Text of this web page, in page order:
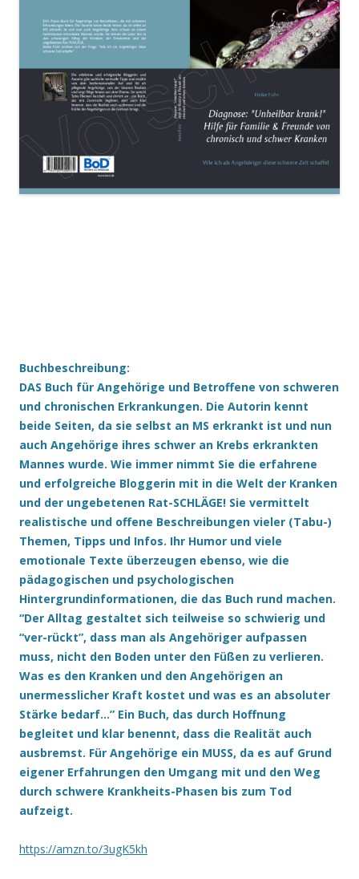
Buchbeschreibung:
DAS Buch für Angehörige und Betroffene von schweren
und chronischen Erkrankungen. Die Autorin kennt
beide Seiten, da sie selbst an MS erkrankt ist und nun
auch Angehörige ihres schwer an Krebs erkrankten
Mannes wurde. Wie immer nimmt Sie die erfahrene
und erfolgreiche Bloggerin mit in die Welt der Kranken
und der ungebetenen Rat-SCHLÄGE! Sie vermittelt
realistische und offene Beschreibungen vieler (Tabu-)
Themen, Tipps und Infos. Ihr Humor und viele
emotionale Texte überzeugen ebenso, wie die
pädagogischen und psychologischen
Hintergrundinformationen, die das Buch rund machen.
“Der Alltag gestaltet sich teilweise so schwierig und
“ver-rückt”, dass man als Angehöriger aufpassen
muss, nicht den Boden unter den Füßen zu verlieren.
Was es den Kranken und den Angehörigen an
unermesslicher Kraft kostet und was es an absoluter
Stärke bedarf…” Ein Buch, das durch Hoffnung
begleitet und klar benennt, dass die Realität auch
ausbremst. Für Angehörige ein MUSS, da es auf Grund
eigener Erfahrungen den Umgang mit und den Weg
durch schwere Krankheits-Phasen bis zum Tod
aufzeigt.
https://amzn.to/3ugK5kh